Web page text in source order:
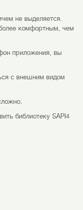
не выделяется.
комфортным, чем
приложения, вы
с внешним видом
библиотеку SAPI4